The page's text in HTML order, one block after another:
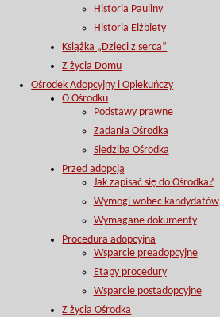
Historia Pauliny
Historia Elżbiety
Książka „Dzieci z serca”
Z życia Domu
Ośrodek Adopcyjny i Opiekuńczy
O Ośrodku
Podstawy prawne
Zadania Ośrodka
Siedziba Ośrodka
Przed adopcją
Jak zapisać się do Ośrodka?
Wymogi wobec kandydatów
Wymagane dokumenty
Procedura adopcyjna
Wsparcie preadopcyjne
Etapy procedury
Wsparcie postadopcyjne
Z życia Ośrodka